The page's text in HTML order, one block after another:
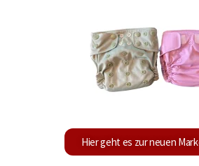
Hier geht es zur neuen